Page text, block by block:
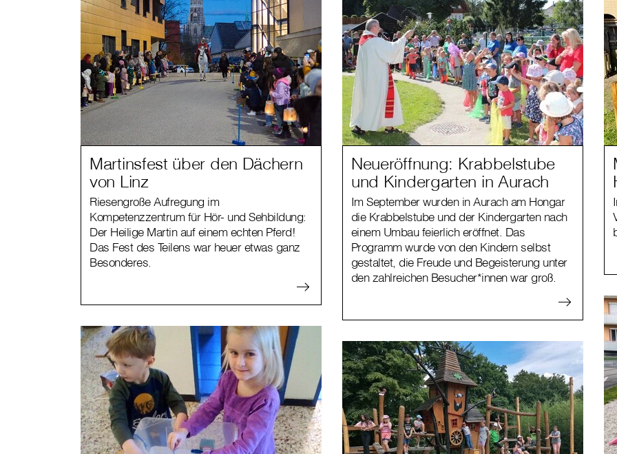
Martinsfest über den Dächern
von Linz
Riesengroße Aufregung im
Kompetenzzentrum für Hör- und Sehbildung:
Der Heilige Martin auf einem echten Pferd!
Das Fest des Teilens war heuer etwas ganz
Besonderes.
Neueröffnung: Krabbelstube
und Kindergarten in Aurach
Im September wurden in Aurach am Hongar
die Krabbelstube und der Kindergarten nach
einem Umbau feierlich eröffnet. Das
Programm wurde von den Kindern selbst
gestaltet, die Freude und Begeisterung unter
den zahlreichen Besucher*innen war groß.